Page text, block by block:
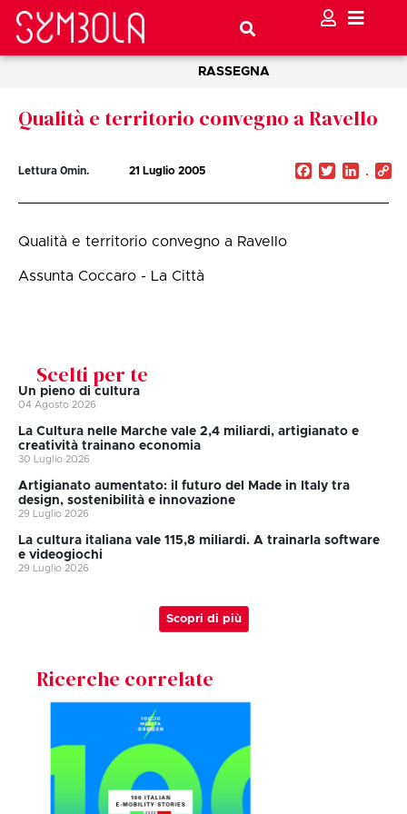
RASSEGNA
Qualità e territorio convegno a Ravello
Lettura 0min. 21 Luglio 2005 Facebook
Twitter
Qualità e territorio convegno a Ravello
Assunta Coccaro - La Città
Scelti per te
Un pieno di cultura
04 Agosto 2026
La Cultura nelle Marche vale 2,4 miliardi, artigianato e
creatività trainano economia
30 Luglio 2026
Artigianato aumentato: il futuro del Made in Italy tra
design, sostenibilità e innovazione
29 Luglio 2026
La cultura italiana vale 115,8 miliardi. A trainarla software
e videogiochi
29 Luglio 2026
Scopri di più
Ricerche correlate